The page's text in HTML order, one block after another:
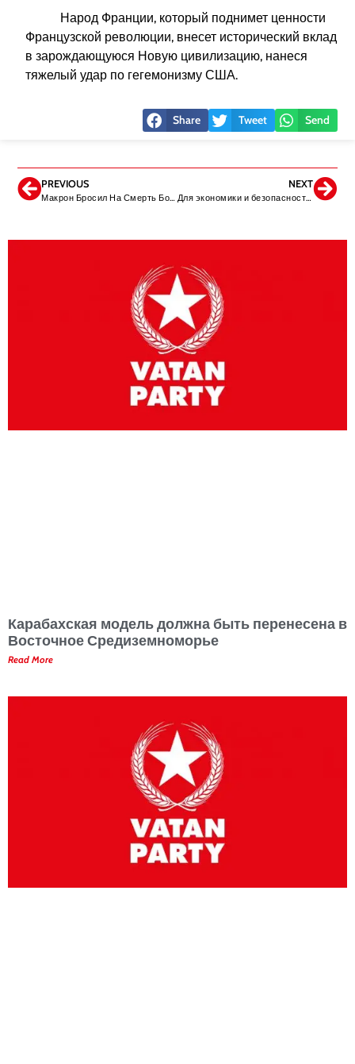
Народ Франции, который поднимет ценности
Французской революции, внесет исторический вклад
в зарождающуюся Новую цивилизацию, нанеся
тяжелый удар по гегемонизму США.
Share Tweet Send
PREVIOUS
Макрон Бросил На Смерть Более 50 Французских Офицеров
NEXT
Для экономики и безопасности Турции золотая возможность
Карабахская модель должна быть перенесена в
Восточное Средиземноморье
Read More